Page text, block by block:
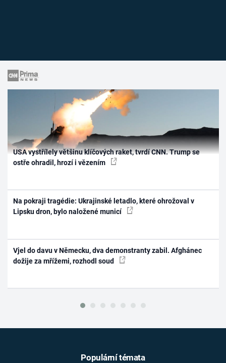
USA vystřílely většinu klíčových raket, tvrdí CNN. Trump se
ostře ohradil, hrozí i vězením
Na pokraji tragédie: Ukrajinské letadlo, které ohrožoval v
Lipsku dron, bylo naložené municí
Vjel do davu v Německu, dva demonstranty zabil. Afghánec
dožije za mřížemi, rozhodl soud
Populární témata